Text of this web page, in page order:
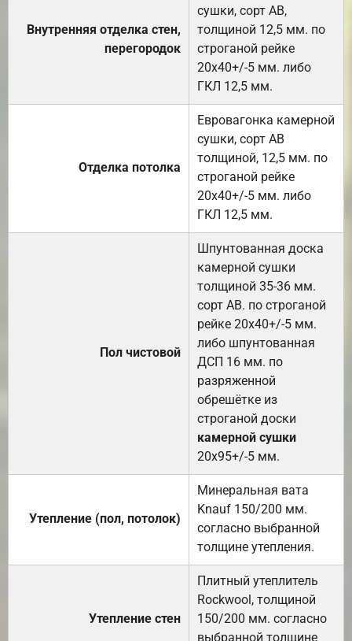
Внутренняя отделка стен,
перегородок
сушки, сорт АВ,
толщиной 12,5 мм. по
строганой рейке
20х40+/-5 мм. либо
ГКЛ 12,5 мм.
Отделка потолка
Евровагонка камерной
сушки, сорт АВ
толщиной, 12,5 мм. по
строганой рейке
20х40+/-5 мм. либо
ГКЛ 12,5 мм.
Пол чистовой
Шпунтованная доска
камерной сушки
толщиной 35-36 мм.
сорт АВ. по строганой
рейке 20х40+/-5 мм.
либо шпунтованная
ДСП 16 мм. по
разряженной
обрешётке из
строганой доски
камерной сушки
20х95+/-5 мм.
Утепление (пол, потолок)
Минеральная вата
Knauf 150/200 мм.
согласно выбранной
толщине утепления.
Утепление стен
Плитный утеплитель
Rockwool, толщиной
150/200 мм. согласно
выбранной толщине